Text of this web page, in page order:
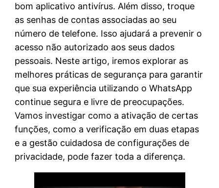
bom aplicativo antivírus. Além disso, troque
as senhas de contas associadas ao seu
número de telefone. Isso ajudará a prevenir o
acesso não autorizado aos seus dados
pessoais. Neste artigo, iremos explorar as
melhores práticas de segurança para garantir
que sua experiência utilizando o WhatsApp
continue segura e livre de preocupações.
Vamos investigar como a ativação de certas
funções, como a verificação em duas etapas
e a gestão cuidadosa de configurações de
privacidade, pode fazer toda a diferença.